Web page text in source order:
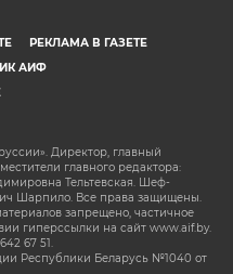
РЕКЛАМА В ГАЗЕТЕ
АИФ
Директор, главный
главного редактора:
Тельтевская. Шеф-
Шарпило. Все права защищены.
запрещено, частичное
гиперссылки на сайт www.aif.by.
67 51.
Республики Беларусь №1040 от